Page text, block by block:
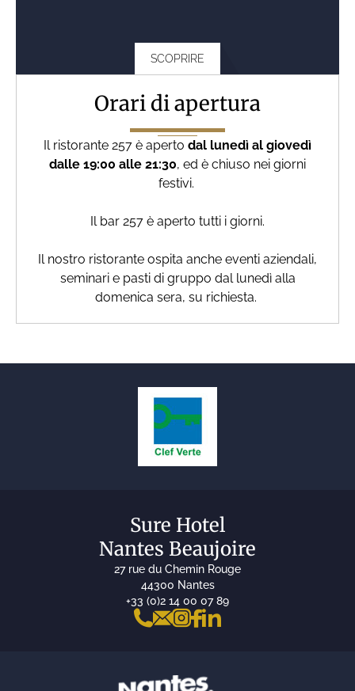
SCOPRIRE
Orari di apertura
Il ristorante 257 è aperto dal lunedì al giovedì
dalle 19:00 alle 21:30, ed è chiuso nei giorni
festivi.
Il bar 257 è aperto tutti i giorni.
Il nostro ristorante ospita anche eventi aziendali,
seminari e pasti di gruppo dal lunedì alla
domenica sera, su richiesta.
Sure Hotel
Nantes Beaujoire
27 rue du Chemin Rouge
44300 Nantes
+33 (0)2 14 00 07 89